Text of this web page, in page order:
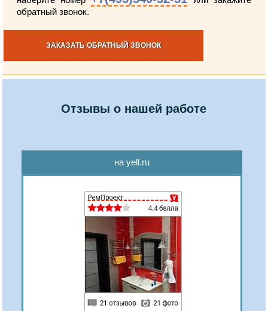
обратный звонок.
ЗАКАЗАТЬ ОБРАТНЫЙ ЗВОНОК
Отзывы о нашей работе
на yell.ru